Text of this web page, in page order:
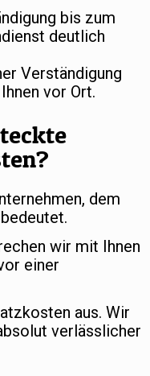
bis zum
deutlich
Verständigung
vor Ort.
dem
wir mit Ihnen
einer
aus. Wir
verlässlicher